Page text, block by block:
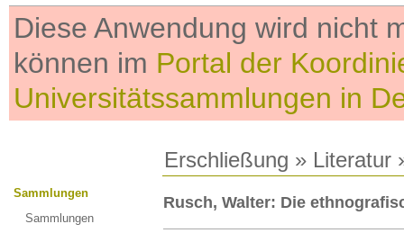
Diese Anwendung wird nicht
können im Portal der
Universitätssammlungen in
Erschließung » Literatur
Sammlungen
Sammlungen
Rusch, Walter: Die